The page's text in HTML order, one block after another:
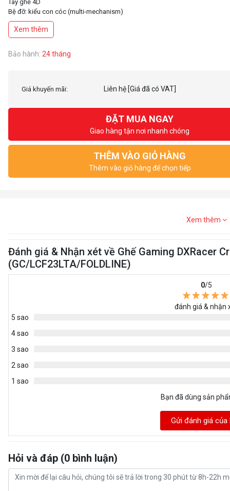
Tay ghế 4D
Bệ đỡ: kiểu con cóc (multi-mechanism)
Trục thủy lực Class 4
Ngả lưng 90 – 135 độ
Chân nhôm to bản rất chắc chắn, chịu tải trọng tốt
Gối cổ tích hợp sẵn theo ghế, có thể tùy chỉnh lên xuống phù hợp với từng
*Lưu ý: Đệm ngồi và tựa lưng có thể tháo rời được. Phụ kiện module đi kèm
Xem thêm
Bảo hành: 24 tháng
Giá khuyến mãi: Liên hệ [Giá đã có VAT]
ĐẶT MUA NGAY
Giao hàng tận nơi nhanh chóng
THÊM VÀO GIỎ HÀNG
Thêm vào giỏ hàng để chọn tiếp
Xem thêm
Đánh giá & Nhận xét về Ghế Gaming DXRacer
(GC/LCF23LTA/FOLDLINE)
0/5
đánh giá & nhận
5 sao
4 sao
3 sao
2 sao
1 sao
Bạn đã dùng sản
Gửi đánh giá của
Hỏi và đáp (0 bình luận)